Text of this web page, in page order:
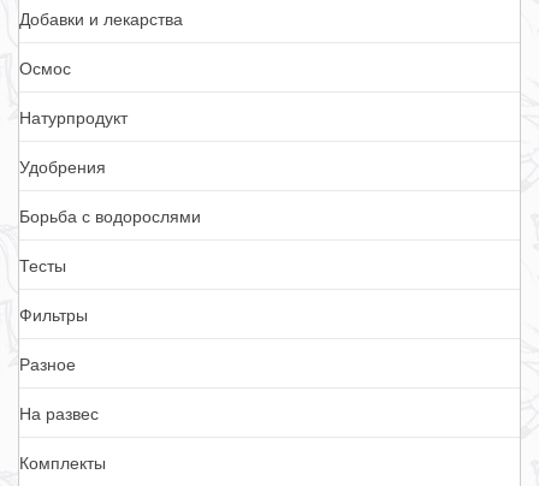
Добавки и лекарства
Осмос
Натурпродукт
Удобрения
Борьба с водорослями
Тесты
Фильтры
Разное
На развес
Комплекты